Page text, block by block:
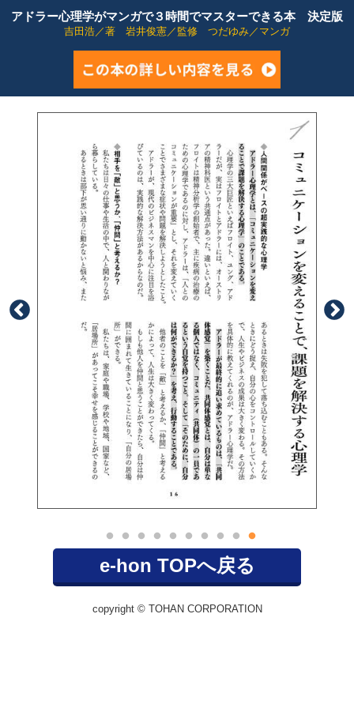
アドラー心理学がマンガで３時間でマスターできる本 決定版
吉田浩／著 岩井俊憲／監修 つだゆみ／マンガ
e-hon TOPへ戻る
copyright © TOHAN CORPORATION